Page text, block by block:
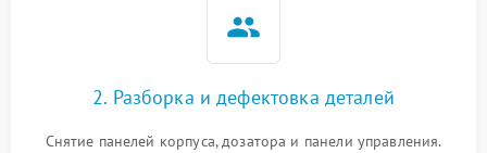
2. Разборка и дефектовка деталей
Снятие панелей корпуса, дозатора и панели управления.